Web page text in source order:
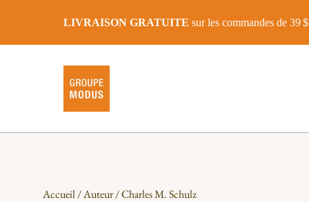
LIVRAISON GRATUITE sur les commandes de 39
Accueil/Auteur/ Charles M. Schulz